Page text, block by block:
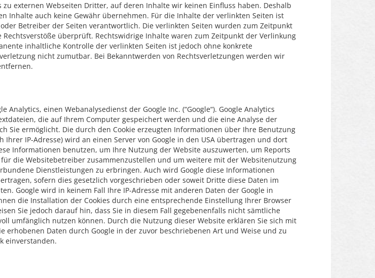
zu externen Webseiten Dritter, auf deren Inhalte wir keinen Einfluss haben. Deshalb
Inhalte auch keine Gewähr übernehmen. Für die Inhalte der verlinkten Seiten ist
Betreiber der Seiten verantwortlich. Die verlinkten Seiten wurden zum Zeitpunkt
überprüft. Rechtswidrige Inhalte waren zum Zeitpunkt der Verlinkung
inhaltliche Kontrolle der verlinkten Seiten ist jedoch ohne konkrete
nicht zumutbar. Bei Bekanntwerden von Rechtsverletzungen werden wir
Analytics, einen Webanalysedienst der Google Inc. (“Google“). Google Analytics
die auf Ihrem Computer gespeichert werden und die eine Analyse der
Sie ermöglicht. Die durch den Cookie erzeugten Informationen über Ihre Benutzung
Ihrer IP-Adresse) wird an einen Server von Google in den USA übertragen und dort
Informationen benutzen, um Ihre Nutzung der Website auszuwerten, um Reports
die Websitebetreiber zusammenzustellen und um weitere mit der Websitenutzung
Dienstleistungen zu erbringen. Auch wird Google diese Informationen
sofern dies gesetzlich vorgeschrieben oder soweit Dritte diese Daten im
Google wird in keinem Fall Ihre IP-Adresse mit anderen Daten der Google in
die Installation der Cookies durch eine entsprechende Einstellung Ihrer Browser
Sie jedoch darauf hin, dass Sie in diesem Fall gegebenenfalls nicht sämtliche
umfänglich nutzen können. Durch die Nutzung dieser Website erklären Sie sich mit
erhobenen Daten durch Google in der zuvor beschriebenen Art und Weise und zu
einverstanden.